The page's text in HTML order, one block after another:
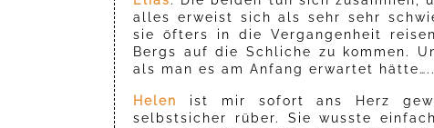
alles erweist sich als sehr sehr
sie öfters in die Vergangenheit
Bergs auf die Schliche zu kommen.
als man es am Anfang erwartet hätte…..
Helen
ist mir sofort ans Herz
selbstsicher rüber. Sie wusste